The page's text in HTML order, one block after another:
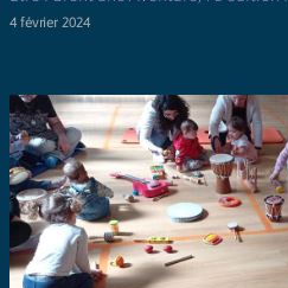
4 février 2024